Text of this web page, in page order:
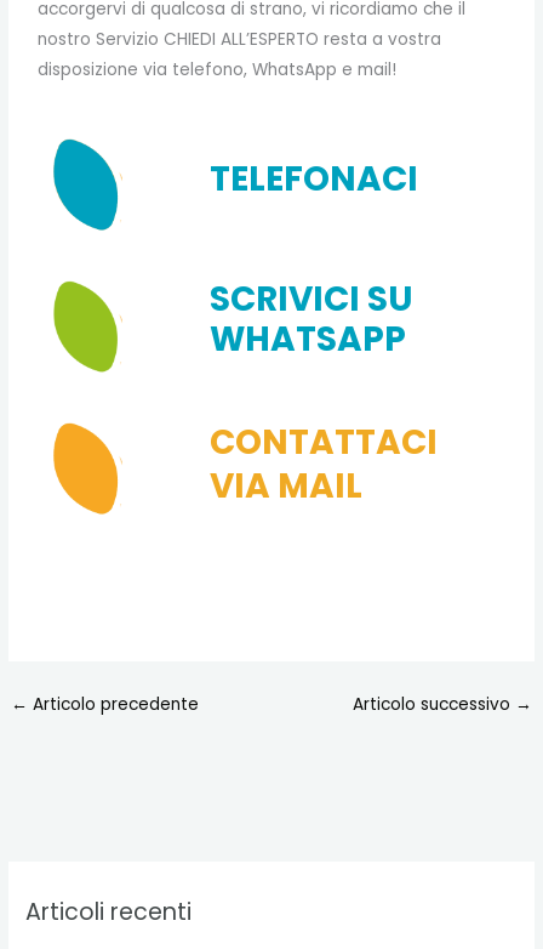
accorgervi di qualcosa di strano, vi ricordiamo che il
nostro Servizio CHIEDI ALL’ESPERTO resta a vostra
disposizione via telefono, WhatsApp e mail!
TELEFONACI
SCRIVICI SU
WHATSAPP
CONTATTACI
VIA MAIL
← Articolo precedente Articolo successivo →
Articoli recenti